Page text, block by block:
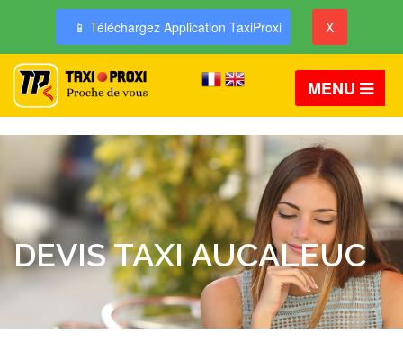
📱 Téléchargez Application TaxiProxi X
MENU
DEVIS TAXI AUCALEUC